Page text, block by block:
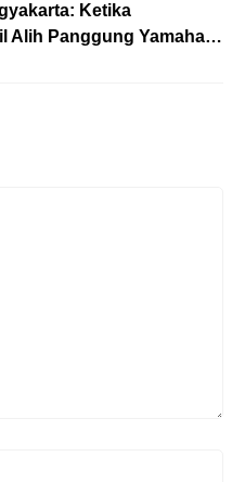
Ketika
Alih Panggung Yamaha…